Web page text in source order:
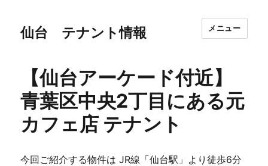
仙台 テナント情報 メニュー
【仙台アーケード付近】
青葉区中央2丁目にある元
カフェ店 テナント
今回ご紹介する物件は JR線「仙台駅」より徒歩6分